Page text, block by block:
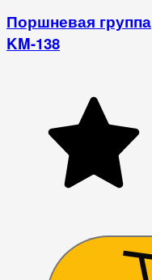
Поршневая группа
KM-138